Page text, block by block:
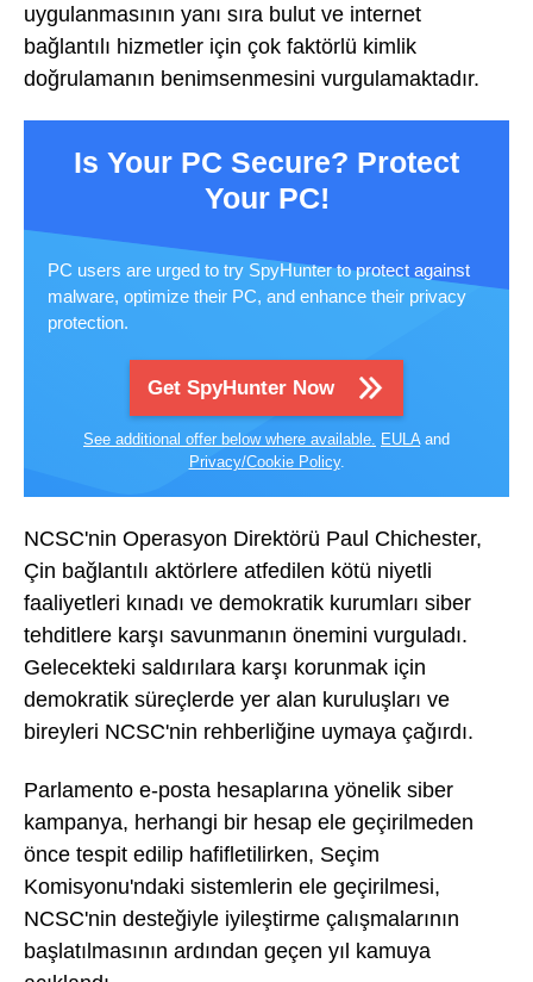
uygulanmasının yanı sıra bulut ve internet
bağlantılı hizmetler için çok faktörlü kimlik
doğrulamanın benimsenmesini vurgulamaktadır.
Is Your PC Secure? Protect
Your PC!
PC users are urged to try SpyHunter to protect against
malware, optimize their PC, and enhance their privacy
protection.
Get SpyHunter Now
See additional offer below where available. EULAand
Privacy/Cookie Policy.
NCSC'nin Operasyon Direktörü Paul Chichester,
Çin bağlantılı aktörlere atfedilen kötü niyetli
faaliyetleri kınadı ve demokratik kurumları siber
tehditlere karşı savunmanın önemini vurguladı.
Gelecekteki saldırılara karşı korunmak için
demokratik süreçlerde yer alan kuruluşları ve
bireyleri NCSC'nin rehberliğine uymaya çağırdı.
Parlamento e-posta hesaplarına yönelik siber
kampanya, herhangi bir hesap ele geçirilmeden
önce tespit edilip hafifletilirken, Seçim
Komisyonu'ndaki sistemlerin ele geçirilmesi,
NCSC'nin desteğiyle iyileştirme çalışmalarının
başlatılmasının ardından geçen yıl kamuya